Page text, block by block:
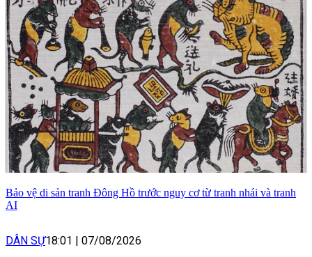
Bảo vệ di sản tranh Đông Hồ trước nguy cơ từ tranh nhái và tranh
AI
DÂN SỰ18:01 | 07/08/2026